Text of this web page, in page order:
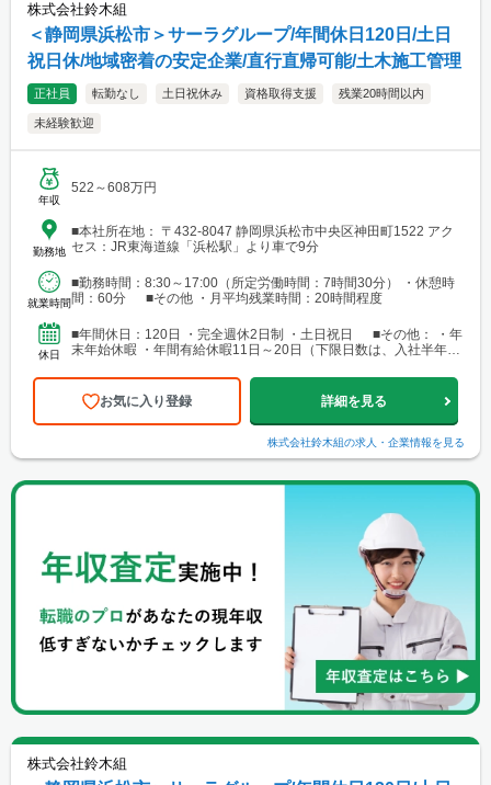
株式会社鈴木組
＜静岡県浜松市＞サーラグループ/年間休日120日/土日
祝日休/地域密着の安定企業/直行直帰可能/土木施工管理
正社員 転勤なし 土日祝休み 資格取得支援 残業20時間以内
未経験歓迎
年収
522～608万円
勤務地
■本社所在地： 〒432-8047 静岡県浜松市中央区神田町1522 アク
セス：JR東海道線「浜松駅」より車で9分
就業時間
■勤務時間：8:30～17:00（所定労働時間：7時間30分） ・休憩時
間：60分 ■その他 ・月平均残業時間：20時間程度
休日
■年間休日：120日 ・完全週休2日制 ・土日祝日 ■その他： ・年
末年始休暇 ・年間有給休暇11日～20日（下限日数は、入社半年経
お気に入り登録 詳細を見る
株式会社鈴木組の求人・企業情報を見る
株式会社鈴木組